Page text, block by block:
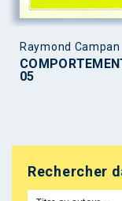
Raymond Campan
05
Rechercher